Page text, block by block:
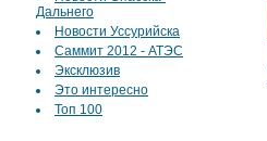
Дальнего
Новости Уссурийска
Саммит 2012 - АТЭС
Эксклюзив
Это интересно
Топ 100